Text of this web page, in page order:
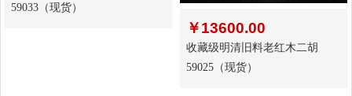
59033（现货）
￥13600.00
收藏级明清旧料老红木二胡
59025（现货）